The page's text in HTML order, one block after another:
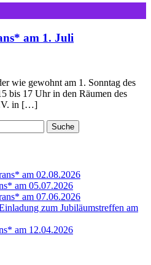
am 1. Juli
wie gewohnt am 1. Sonntag des
bis 17 Uhr in den Räumen des
in […]
am 02.08.2026
am 05.07.2026
am 07.06.2026
zum Jubiläumstreffen am
am 12.04.2026